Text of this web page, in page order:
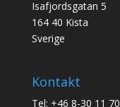
Isafjordsgatan 5
164 40 Kista
Sverige
Kontakt
Tel: +46 8-30 11 70